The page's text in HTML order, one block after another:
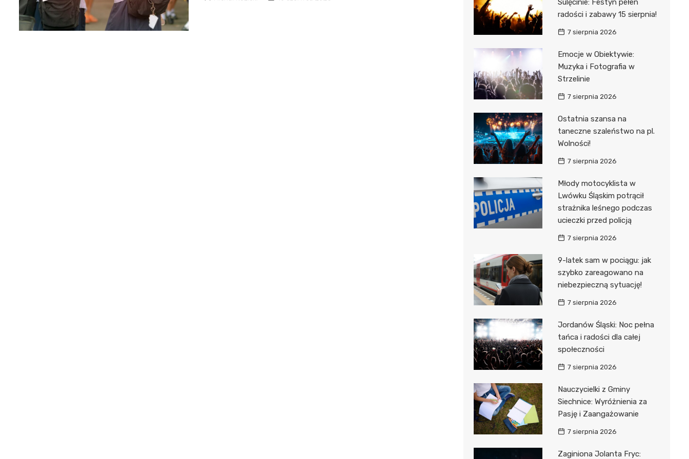
Sulęcinie: Festyn pełen
radości i zabawy 15 sierpnia!
7 sierpnia 2026
Emocje w Obiektywie:
Muzyka i Fotografia w
Strzelinie
7 sierpnia 2026
Ostatnia szansa na
taneczne szaleństwo na pl.
Wolności!
7 sierpnia 2026
Młody motocyklista w
Lwówku Śląskim potrącił
strażnika leśnego podczas
ucieczki przed policją
7 sierpnia 2026
9-latek sam w pociągu: jak
szybko zareagowano na
niebezpieczną sytuację!
7 sierpnia 2026
Jordanów Śląski: Noc pełna
tańca i radości dla całej
społeczności
7 sierpnia 2026
Nauczycielki z Gminy
Siechnice: Wyróżnienia za
Pasję i Zaangażowanie
7 sierpnia 2026
Zaginiona Jolanta Fryc: